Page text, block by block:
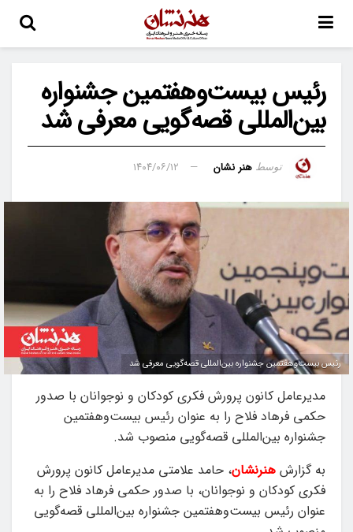
رئیس بیست‌وهفتمین جشنواره
بین‌المللی قصه‌گویی معرفی شد
توسط هنر نشان ۱۴۰۴/۰۶/۱۲
رئیس بیست‌وهفتمین جشنواره بین‌المللی قصه‌گویی معرفی شد
مدیرعامل کانون پرورش فکری کودکان و نوجوانان با صدور
حکمی فرهاد فلاح را به عنوان رئیس بیست‌وهفتمین
جشنواره بین‌المللی قصه‌گویی منصوب شد.
به گزارش هنرنشان، حامد علامتی مدیرعامل کانون پرورش
فکری کودکان و نوجوانان، با صدور حکمی فرهاد فلاح را به
عنوان رئیس بیست‌وهفتمین جشنواره بین‌المللی قصه‌گویی